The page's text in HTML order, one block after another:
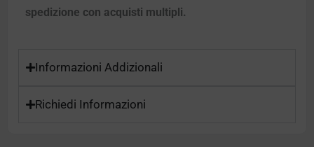
spedizione con acquisti multipli.
Informazioni Addizionali
Richiedi Informazioni